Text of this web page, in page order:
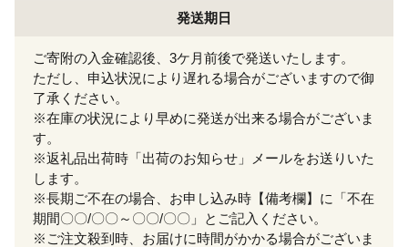
発送期日
ご寄附の入金確認後、3ケ月前後で発送いたします。
ただし、申込状況により遅れる場合がございますので御
了承ください。
※在庫の状況により早めに発送が出来る場合がございま
す。
※返礼品出荷時「出荷のお知らせ」メールをお送りいた
します。
※長期ご不在の場合、お申し込み時【備考欄】に「不在
期間〇〇/〇〇～〇〇/〇〇」とご記入ください。
※ご注文殺到時、お届けに時間がかかる場合がございま